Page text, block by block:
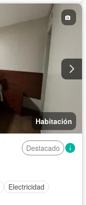
Habitación
Destacado
Electricidad